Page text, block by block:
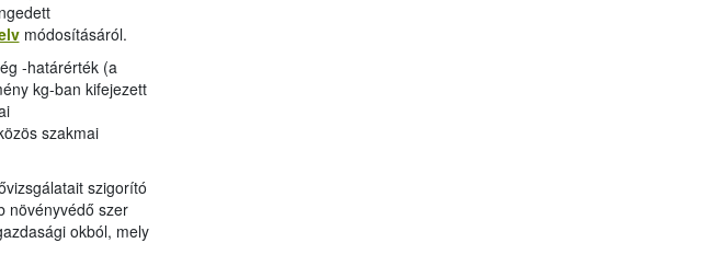
módosításáról.
-határérték (a
kg-ban kifejezett
szakmai
szigorító
növényvédő szer
okból, mely